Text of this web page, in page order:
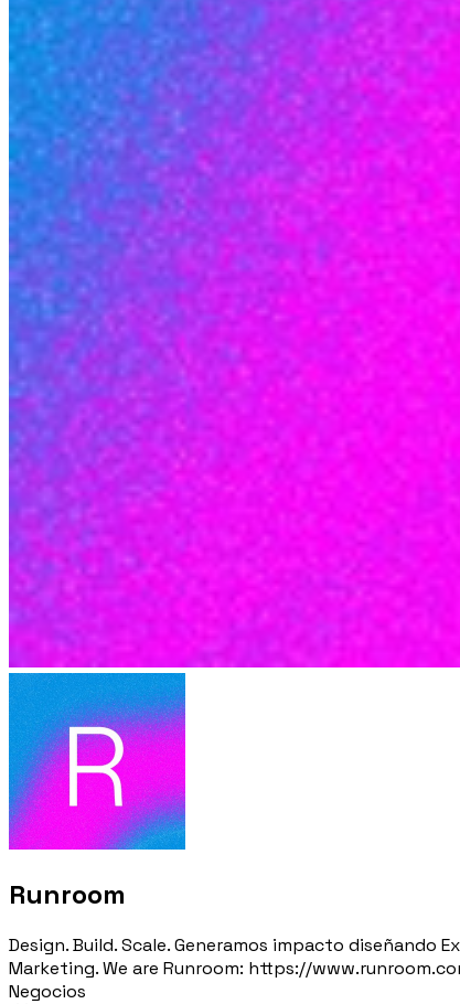
Runroom
Design. Build. Scale. Generamos impacto diseñando
Marketing. We are Runroom: https://
Negocios